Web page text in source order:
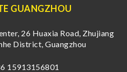
GUANGZHOU
26 Huaxia Road, Zhujiang
District, Guangzhou
15913156801